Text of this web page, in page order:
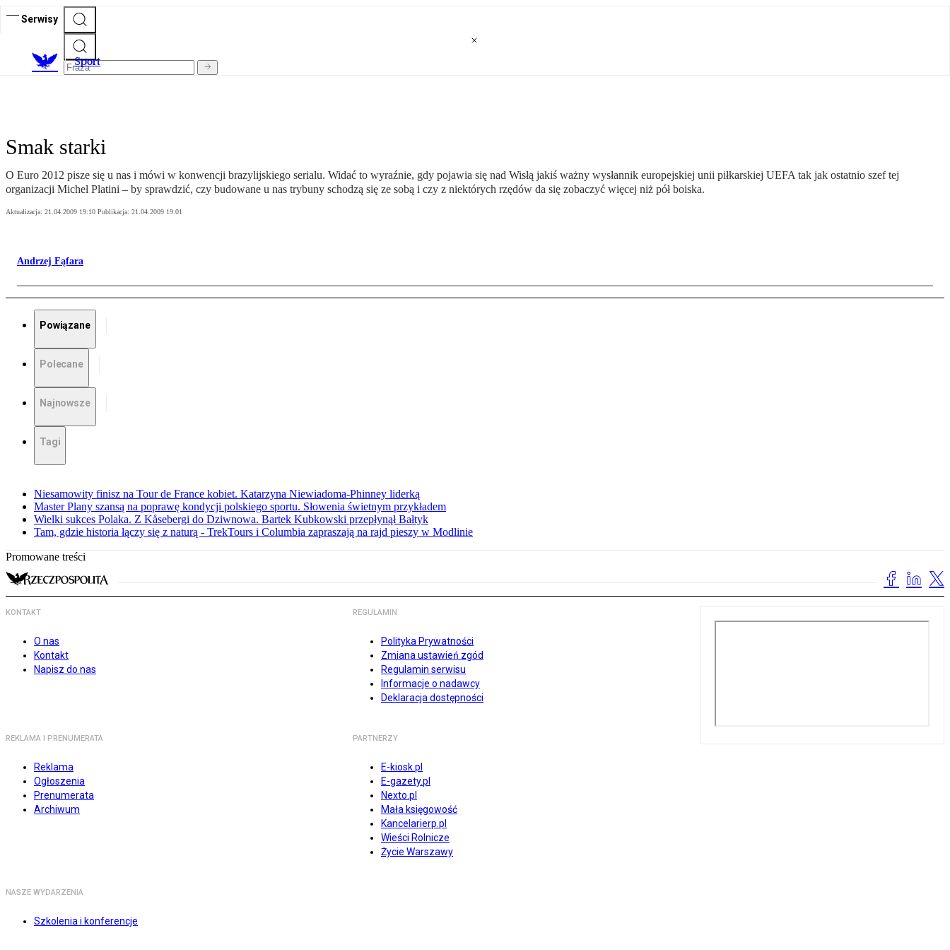
Serwisy
Sport
Smak starki
O Euro 2012 pisze się u nas i mówi w konwencji brazylijskiego serialu. Widać to wyraźnie, gdy pojawia się nad Wisłą jakiś ważny wysłannik europejskiej unii piłkarskiej UEFA tak jak ostatnio szef tej
organizacji Michel Platini – by sprawdzić, czy budowane u nas trybuny schodzą się ze sobą i czy z niektórych rzędów da się zobaczyć więcej niż pół boiska.
Aktualizacja: 21.04.2009 19:10 Publikacja: 21.04.2009 19:01
Andrzej Fąfara
Powiązane
Polecane
Najnowsze
Tagi
Niesamowity finisz na Tour de France kobiet. Katarzyna Niewiadoma-Phinney liderką
Master Plany szansą na poprawę kondycji polskiego sportu. Słowenia świetnym przykładem
Wielki sukces Polaka. Z Kåsebergi do Dziwnowa. Bartek Kubkowski przepłynął Bałtyk
Tam, gdzie historia łączy się z naturą - TrekTours i Columbia zapraszają na rajd pieszy w Modlinie
Promowane treści
KONTAKT
O nas
Kontakt
Napisz do nas
REGULAMIN
Polityka Prywatności
Zmiana ustawień zgód
Regulamin serwisu
Informacje o nadawcy
Deklaracja dostępności
REKLAMA I PRENUMERATA
Reklama
Ogłoszenia
Prenumerata
Archiwum
PARTNERZY
E-kiosk.pl
E-gazety.pl
Nexto.pl
Mała księgowość
Kancelarierp.pl
Wieści Rolnicze
Życie Warszawy
NASZE WYDARZENIA
Szkolenia i konferencje